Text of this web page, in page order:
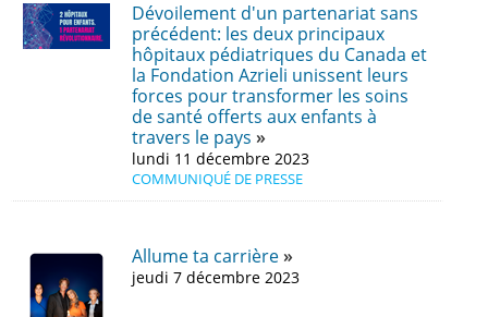
Dévoilement d'un partenariat sans
précédent: les deux principaux
hôpitaux pédiatriques du Canada et
la Fondation Azrieli unissent leurs
forces pour transformer les soins
de santé offerts aux enfants à
travers le pays
lundi 11 décembre 2023
COMMUNIQUÉ DE PRESSE
Allume ta carrière
jeudi 7 décembre 2023